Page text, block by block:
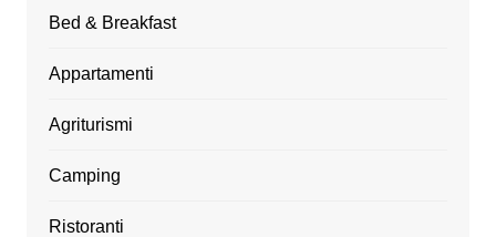
Bed & Breakfast
Appartamenti
Agriturismi
Camping
Ristoranti